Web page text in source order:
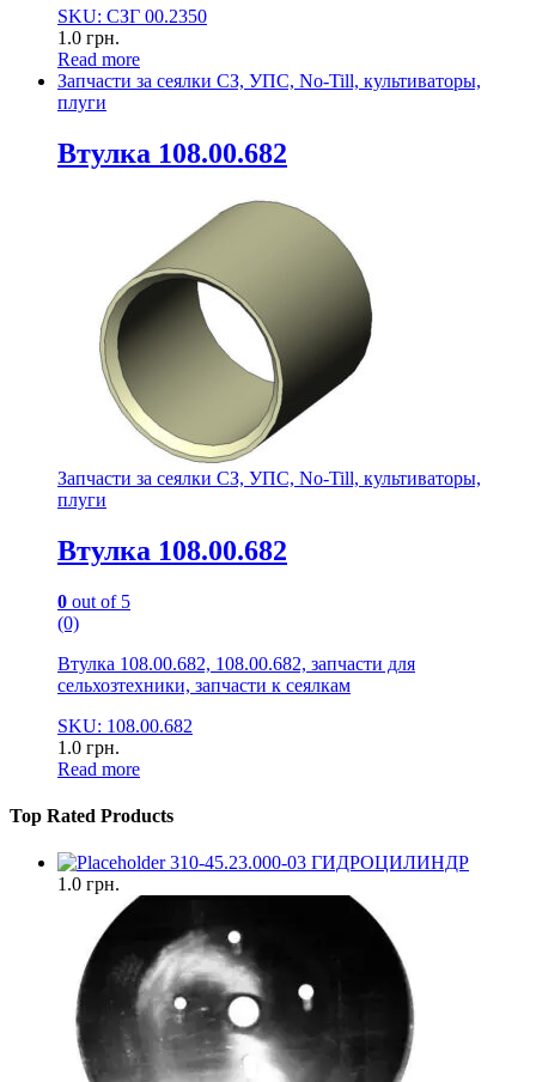
SKU: СЗГ 00.2350
1.0 грн.
Read more
Запчасти за сеялки СЗ, УПС, No-Till, культиваторы,
плуги
Втулка 108.00.682
Запчасти за сеялки СЗ, УПС, No-Till, культиваторы,
плуги
Втулка 108.00.682
0 out of 5
(0)
Втулка 108.00.682, 108.00.682, запчасти для
сельхозтехники, запчасти к сеялкам
SKU: 108.00.682
1.0 грн.
Read more
Top Rated Products
310-45.23.000-03 ГИДРОЦИЛИНДР
1.0 грн.